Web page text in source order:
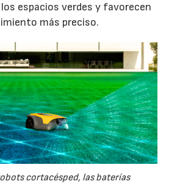
los espacios verdes y favorecen
más preciso.
cortacésped, las baterías